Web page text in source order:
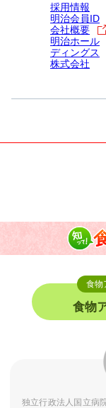
採用情報
明治会員ID
会社概要
明治ホール
ディングス
株式会社
食物
食物
独立行政法人国立病